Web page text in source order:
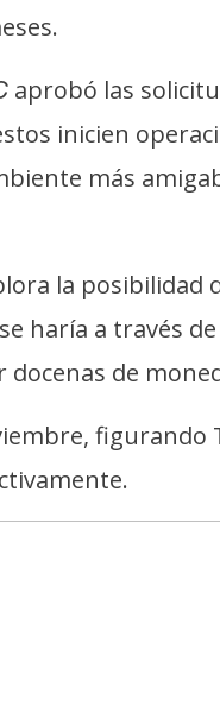
aprobó las
inicien
más
la
haría a través de
de